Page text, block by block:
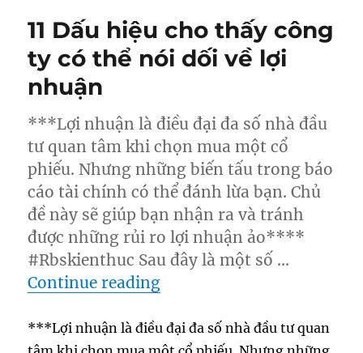
11 Dấu hiệu cho thấy công
ty có thể nói dối về lợi
nhuận
***Lợi nhuận là điều đại đa số nhà đầu
tư quan tâm khi chọn mua một cổ
phiếu. Nhưng những biến tấu trong báo
cáo tài chính có thể đánh lừa bạn. Chủ
đề này sẽ giúp bạn nhận ra và tránh
được những rủi ro lợi nhuận ảo****
#Rbskienthuc Sau đây là một số …
Continue reading“11 Dấu hiệu cho thấy
***Lợi nhuận là điều đại đa số nhà đầu tư quan